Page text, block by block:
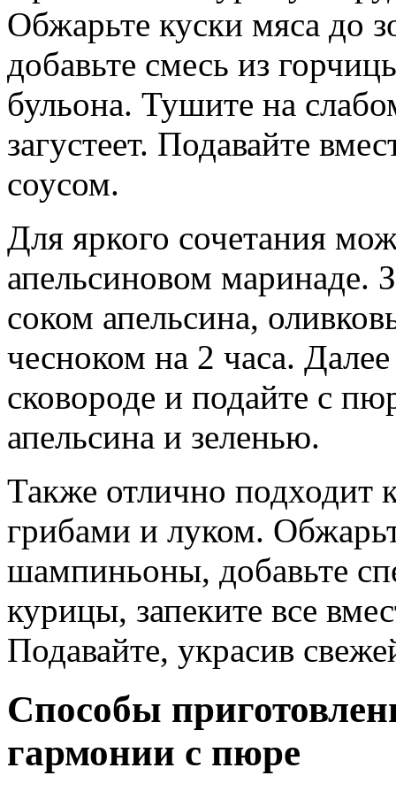
Обжарьте куски мяса до
добавьте смесь из
бульона. Тушите на
загустеет. Подавайте
соусом.
Для яркого сочетания
апельсиновом маринаде.
соком апельсина,
чесноком на 2 часа.
сковороде и подайте с
апельсина и зеленью.
Также отлично подходит
грибами и луком.
шампиньоны, добавьте
курицы, запеките все
Подавайте, украсив
Способы
гармонии с пюре